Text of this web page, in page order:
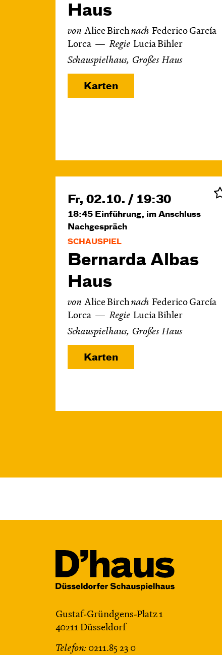
Haus
von Alice Birchnach Federico García
Lorca
Regie Lucia Bihler
Schauspielhaus, Großes Haus
Karten
Fr, 02.10. / 19:30
18:45 Einführung, im Anschluss
Nachgespräch
SCHAUSPIEL
Bernarda Albas
Haus
von Alice Birchnach Federico García
Lorca
Regie Lucia Bihler
Schauspielhaus, Großes Haus
Karten
Gustaf-Gründgens-Platz 1
40211 Düsseldorf
Telefon: 0211.85 23 0